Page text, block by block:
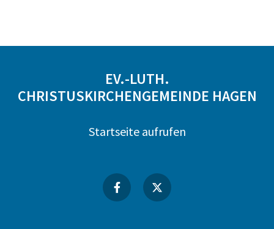
EV.-LUTH.
CHRISTUSKIRCHENGEMEINDE HAGEN
Startseite aufrufen